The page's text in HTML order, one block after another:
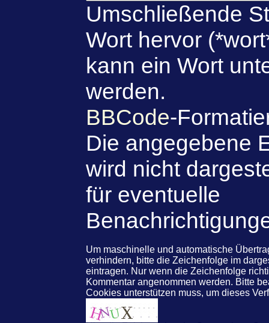
Umschließende
Wort hervor
kann ein Wort
werden.
BBCode-
Die angegebene
wird nicht
für eventuelle
Um maschinelle und automatische
verhindern, bitte die Zeichenfolge im
eintragen. Nur wenn die Zeichenfolge
Kommentar angenommen werden. Bitte
Cookies unterstützen muss, um dieses